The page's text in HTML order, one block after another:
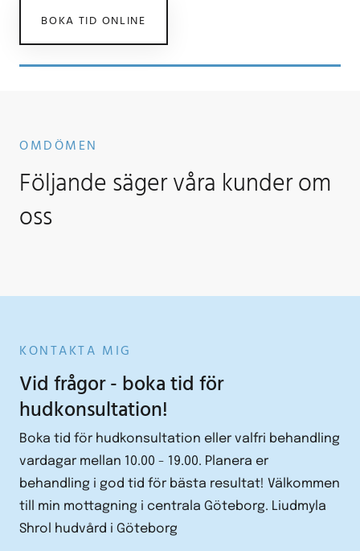
BOKA TID ONLINE
OMDÖMEN
Följande säger våra kunder om
oss
KONTAKTA MIG
Vid frågor - boka tid för
hudkonsultation!
Boka tid för hudkonsultation eller valfri behandling
vardagar mellan 10.00 - 19.00. Planera er
behandling i god tid för bästa resultat! Välkommen
till min mottagning i centrala Göteborg. Liudmyla
Shrol hudvård i Göteborg